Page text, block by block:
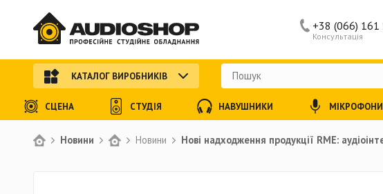
Новини Новини Нові надходження продукції RME:
Консультація
+38 (066) 161
КАТАЛОГ ВИРОБНИКІВ
СЦЕНА СТУДІЯ НАВУШНИКИ МІКРОФОНИ